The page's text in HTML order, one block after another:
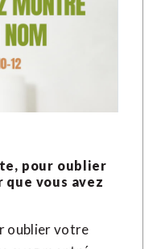
pour oublier
vous avez
oublier votre